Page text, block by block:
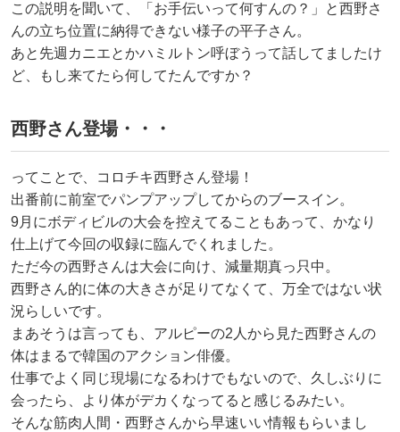
この説明を聞いて、「お手伝いって何すんの？」と西野さ
んの立ち位置に納得できない様子の平子さん。
あと先週カニエとかハミルトン呼ぼうって話してましたけ
ど、もし来てたら何してたんですか？
西野さん登場・・・
ってことで、コロチキ西野さん登場！
出番前に前室でパンプアップしてからのブースイン。
9月にボディビルの大会を控えてることもあって、かなり
仕上げて今回の収録に臨んでくれました。
ただ今の西野さんは大会に向け、減量期真っ只中。
西野さん的に体の大きさが足りてなくて、万全ではない状
況らしいです。
まあそうは言っても、アルピーの2人から見た西野さんの
体はまるで韓国のアクション俳優。
仕事でよく同じ現場になるわけでもないので、久しぶりに
会ったら、より体がデカくなってると感じるみたい。
そんな筋肉人間・西野さんから早速いい情報もらいまし